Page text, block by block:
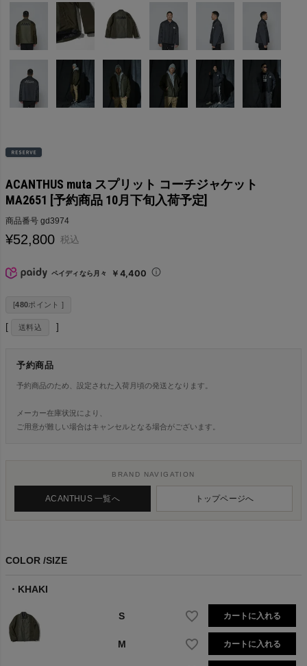
ACANTHUS muta スプリット コーチジャケット
MA2651 [予約商品 10月下旬入荷予定]
商品番号 gd3974
¥52,800 税込
ペイディなら月々 ￥4,400
[480ポイント ]
送料込
予約商品
予約商品のため、設定された入荷月頃の発送となります。
メーカー在庫状況により、
ご用意が難しい場合はキャンセルとなる場合がございます。
BRAND NAVIGATION
ACANTHUS 一覧へ トップページへ
COLOR SIZE
KHAKI
S カートに入れる
M カートに入れる